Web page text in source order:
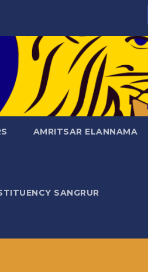
AMRITSAR ELANNAMA
SANGRUR